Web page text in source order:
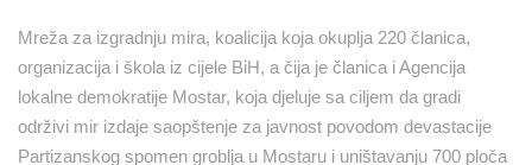
Mreža za izgradnju mira, koalicija koja okuplja 220 članica,
organizacija i škola iz cijele BiH, a čija je članica i Agencija
lokalne demokratije Mostar, koja djeluje sa ciljem da gradi
održivi mir izdaje saopštenje za javnost povodom devastacije
Partizanskog spomen groblja u Mostaru i uništavanju 700 ploča